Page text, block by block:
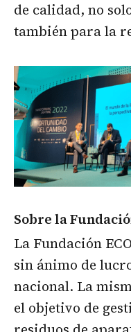
de calidad, no
también para la
Sobre la
La Fundación
sin ánimo de
nacional. La
el objetivo de